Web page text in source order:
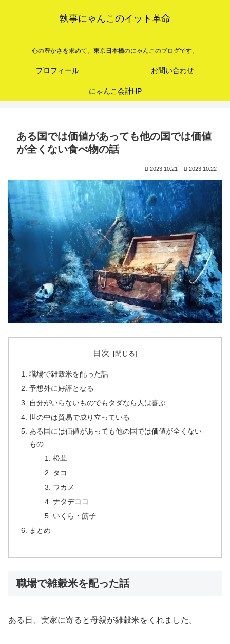
執事にゃんこのイット革命
心の豊かさを求めて。東京日本橋のにゃんこのブログです。
プロフィール お問い合わせ
にゃんこ会計HP
ある国では価値があっても他の国では価値
が全くない食べ物の話
2023.10.21 2023.10.22
目次
職場で雑穀米を配った話
予想外に好評となる
自分がいらないものでもタダなら人は喜ぶ
世の中は貿易で成り立っている
ある国には価値があっても他の国では価値が全くない
もの
松茸
タコ
ワカメ
ナタデココ
いくら・筋子
まとめ
職場で雑穀米を配った話
ある日、実家に寄ると母親が雑穀米をくれました。